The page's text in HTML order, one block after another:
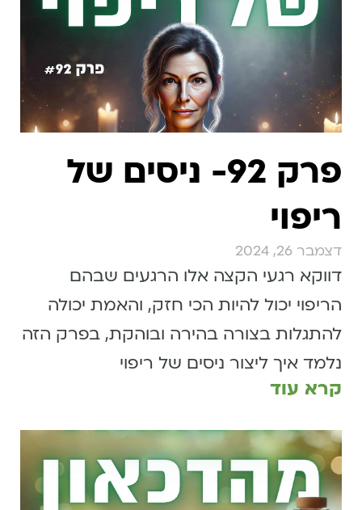
פרק 92- ניסים של
ריפוי
דצמבר 26, 2024
דווקא רגעי הקצה אלו הרגעים שבהם
הריפוי יכול להיות הכי חזק, והאמת יכולה
להתגלות בצורה בהירה ובוהקת, בפרק הזה
נלמד איך ליצור ניסים של ריפוי
קרא עוד